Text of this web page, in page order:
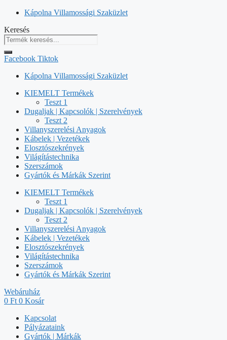
Kilépés
tartalomba
Kápolna Villamossági Szaküzlet
Keresés
Facebook Tiktok
Kápolna Villamossági Szaküzlet
KIEMELT Termékek
Teszt 1
Dugaljak | Kapcsolók | Szerelvények
Teszt 2
Villanyszerelési Anyagok
Kábelek | Vezetékek
Elosztószekrények
Világítástechnika
Szerszámok
Gyártók és Márkák Szerint
KIEMELT Termékek
Teszt 1
Dugaljak | Kapcsolók | Szerelvények
Teszt 2
Villanyszerelési Anyagok
Kábelek | Vezetékek
Elosztószekrények
Világítástechnika
Szerszámok
Gyártók és Márkák Szerint
Webáruház
0 Ft 0 Kosár
Kapcsolat
Pályázataink
Gyártók | Márkák